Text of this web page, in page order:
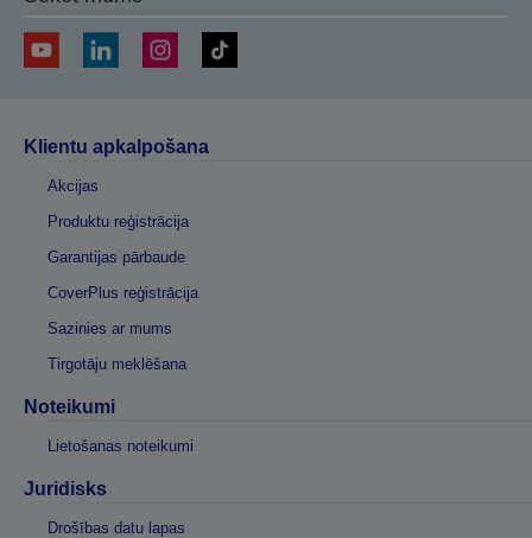
Klientu apkalpošana
Akcijas
Produktu reģistrācija
Garantijas pārbaude
CoverPlus reģistrācija
Sazinies ar mums
Tirgotāju meklēšana
Noteikumi
Lietošanas noteikumi
Juridisks
Drošības datu lapas